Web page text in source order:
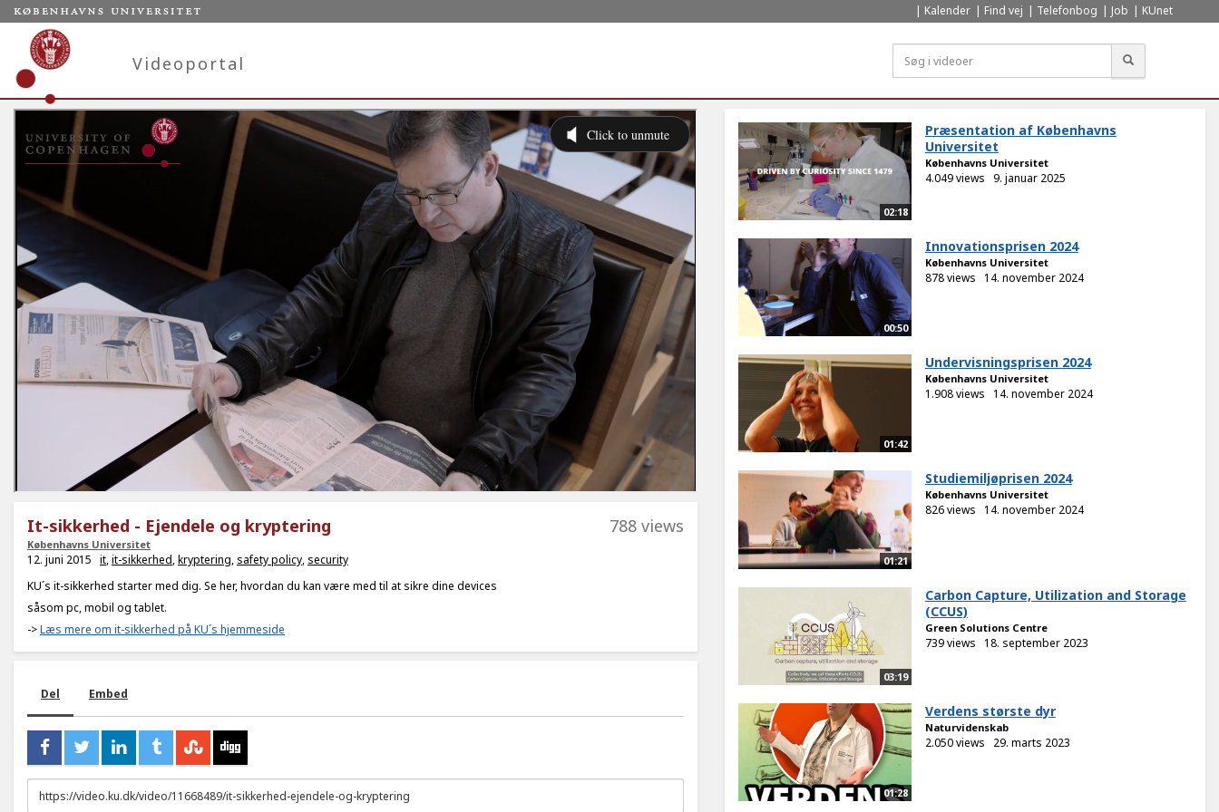
Kalender Find vej Telefonbog Job KUnet
Videoportal
It-sikkerhed - Ejendele og kryptering
Københavns Universitet
788 views
12. juni 2015 it,it-sikkerhed,kryptering, safety policy, security
KU´s it-sikkerhed starter med dig. Se her, hvordan du kan være med til at sikre dine devices
såsom pc, mobil og tablet.
->Læs mere om it-sikkerhed på KU´s hjemmeside
Del Embed
URL
02:18
Præsentation af Københavns
Universitet
Københavns Universitet
4.049 views 9. januar 2025
00:50
Innovationsprisen 2024
Københavns Universitet
878 views 14. november 2024
01:42
Undervisningsprisen 2024
Københavns Universitet
1.908 views 14. november 2024
01:21
Studiemiljøprisen 2024
Københavns Universitet
826 views 14. november 2024
03:19
Carbon Capture, Utilization and Storage
(CCUS)
Green Solutions Centre
739 views 18. september 2023
01:28
Verdens største dyr
Naturvidenskab
2.050 views 29. marts 2023